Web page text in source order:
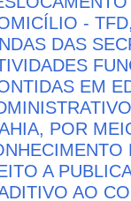
-
DAS
EM
POR
A
AO